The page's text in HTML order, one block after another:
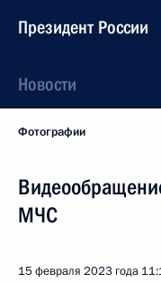
Президент России
Новости
Фотографии
МЧС
15 февраля 2023 года